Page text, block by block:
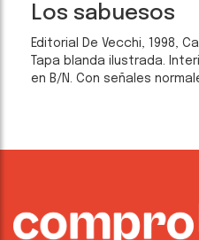
Los sabuesos
Editorial De Vecchi, 1998,
Tapa blanda ilustrada.
en B/N. Con señales